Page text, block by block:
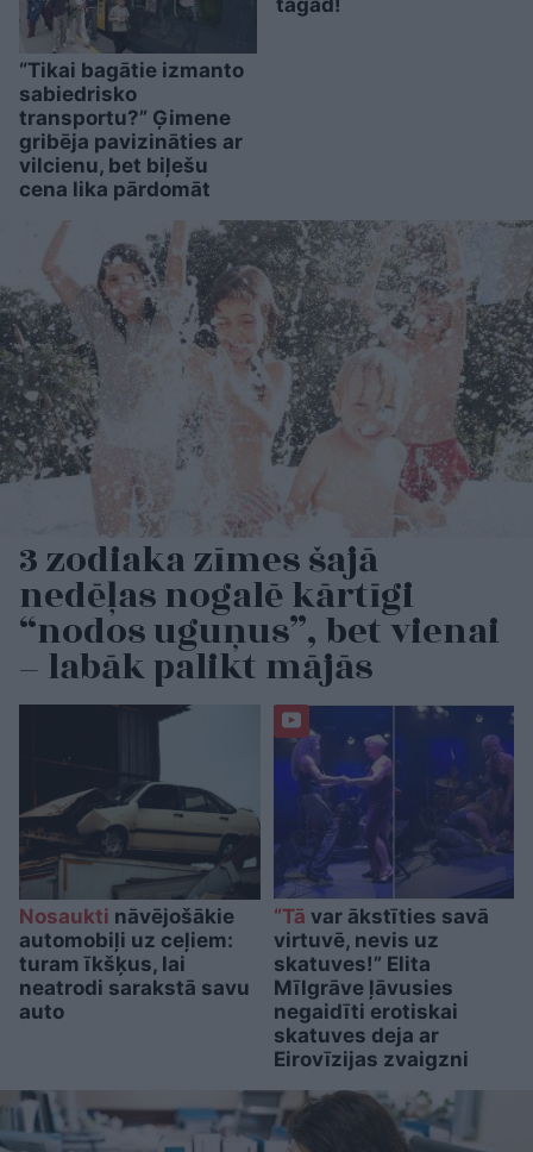
“Tikai bagātie izmanto
sabiedrisko
transportu?” Ģimene
gribēja pavizināties ar
vilcienu, bet biļešu
cena lika pārdomāt
tagad!
3 zodiaka zīmes šajā
nedēļas nogalē kārtīgi
“nodos uguņus”, bet vienai
– labāk palikt mājās
Nosaukti nāvējošākie
automobiļi uz ceļiem:
turam īkšķus, lai
neatrodi sarakstā savu
auto
“Tā var ākstīties savā
virtuvē, nevis uz
skatuves!” Elita
Mīlgrāve ļāvusies
negaidīti erotiskai
skatuves deja ar
Eirovīzijas zvaigzni